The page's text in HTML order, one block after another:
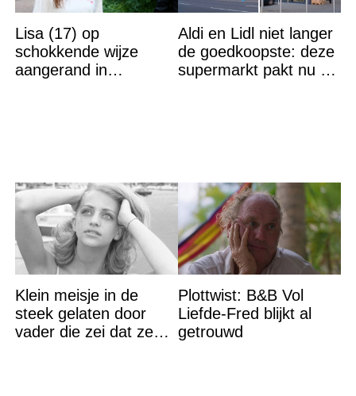
Lisa (17) op
schokkende wijze
aangerand in
Aldi en Lidl niet langer
de goedkoopste: deze
supermarkt pakt nu de
Klein meisje in de
steek gelaten door
vader die zei dat ze
Plottwist: B&B Vol
Liefde-Fred blijkt al
getrouwd